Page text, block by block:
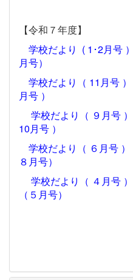
【令和７年度】
学校だより ( 1･2月号 ）
月号）
学校だより（ 11月号 ）
月号 ）
学校だより（ ９月号 ）
10月号 ）
学校だより（ ６月号 ）
８月号）
学校だより（ ４月号 ）
（５月号）